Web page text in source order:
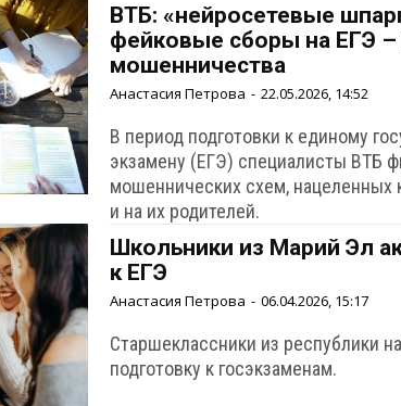
ВТБ: «нейросетевые
фейковые сборы на ЕГЭ –
мошенничества
Анастасия Петрова - 22.05.2026, 14:52
В период подготовки к единому
экзамену (ЕГЭ) специалисты ВТБ
мошеннических схем, нацеленных
и на их родителей.
Школьники из Марий Эл
к ЕГЭ
Анастасия Петрова - 06.04.2026, 15:17
Старшеклассники из республики
подготовку к госэкзаменам.